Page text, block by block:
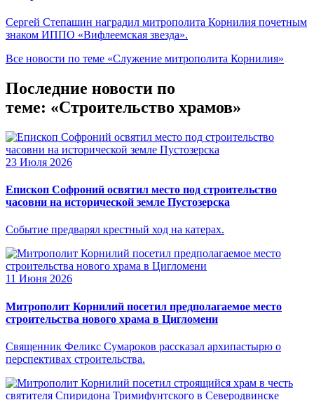
Сергей Степашин наградил митрополита Корнилия почетным
знаком ИППО «Вифлеемская звезда».
Все новости по теме «Служение митрополита Корнилия»
Последние новости по
теме: «Строительство храмов»
23 Июля 2026
Епископ Софроний освятил место под строительство
часовни на исторической земле Пустозерска
Событие предварял крестный ход на катерах.
11 Июня 2026
Митрополит Корнилий посетил предполагаемое место
строительства нового храма в Цигломени
Священник Феликс Сумароков рассказал архипастырю о
перспективах строительства.